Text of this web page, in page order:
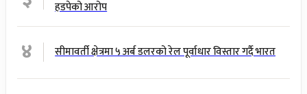
हडपेको आरोप
४ सीमावर्ती क्षेत्रमा ५ अर्ब डलरको रेल पूर्वाधार विस्तार गर्दै भारत